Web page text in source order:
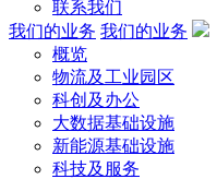
联系我们
我们的业务 我们的业务
概览
物流及工业园区
科创及办公
大数据基础设施
新能源基础设施
科技及服务